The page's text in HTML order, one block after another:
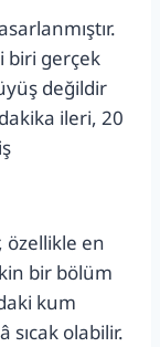
biri gerçek
değildir
ileri, 20
özellikle en
bir bölüm
kum
sıcak olabilir.